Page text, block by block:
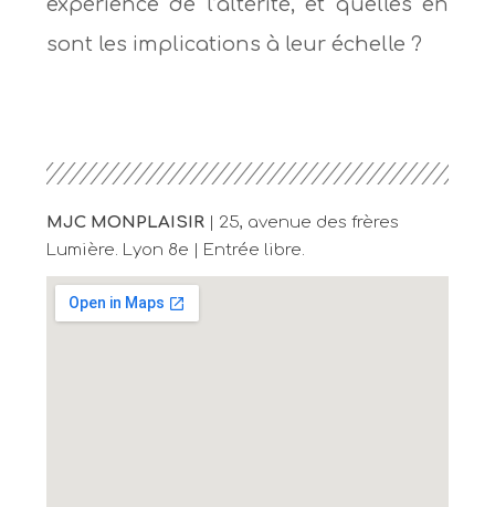
expérience de l’altérité, et quelles en
sont les implications à leur échelle ?
MJC MONPLAISIR | 25, avenue des frères
Lumière. Lyon 8e | Entrée libre.